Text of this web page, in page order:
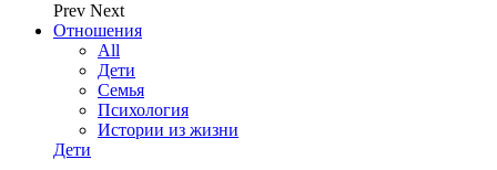
Prev Next
Отношения
All
Дети
Семья
Психология
Истории из жизни
Дети